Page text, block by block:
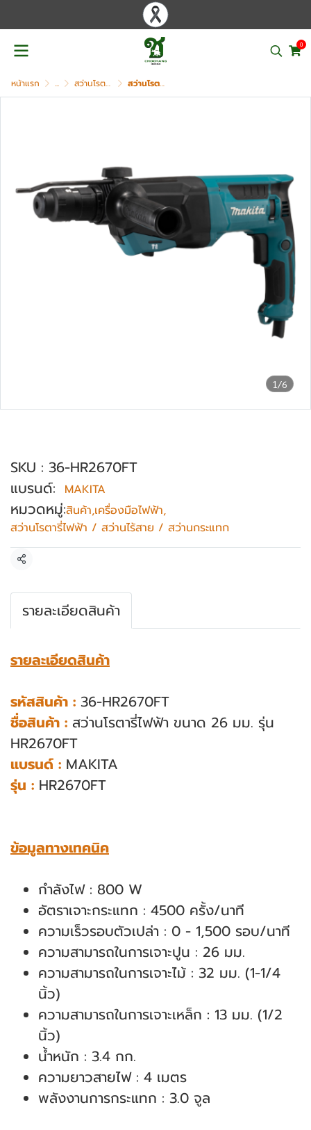
0
หน้าแรก ... สว่านโรตารี่ไฟฟ้า / สว่านไร้สาย / สว่านกระแทก สว่านโรตารี่ไฟฟ้า 26 มม. MAKITA รุ่น HR2670FT
1/6
SKU : 36-HR2670FT
แบรนด์:
MAKITA
หมวดหมู่:สินค้า,เครื่องมือไฟฟ้า,
สว่านโรตารี่ไฟฟ้า / สว่านไร้สาย / สว่านกระแทก
แชร์
รายละเอียดสินค้า
รายละเอียดสินค้า
รหัสสินค้า : 36-HR2670FT
ชื่อสินค้า : สว่านโรตารี่ไฟฟ้า ขนาด 26 มม. รุ่น
HR2670FT
แบรนด์ : MAKITA
รุ่น : HR2670FT
ข้อมูลทางเทคนิค
กำลังไฟ : 800 W
อัตราเจาะกระแทก : 4500 ครั้ง/นาที
ความเร็วรอบตัวเปล่า : 0 - 1,500 รอบ/นาที
ความสามารถในการเจาะปูน : 26 มม.
ความสามารถในการเจาะไม้ : 32 มม. (1-1/4
นิ้ว)
ความสามารถในการเจาะเหล็ก : 13 มม. (1/2
นิ้ว)
น้ำหนัก : 3.4 กก.
ความยาวสายไฟ : 4 เมตร
พลังงานการกระแทก : 3.0 จูล